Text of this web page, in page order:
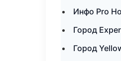
Инфо Pro
Город
Город